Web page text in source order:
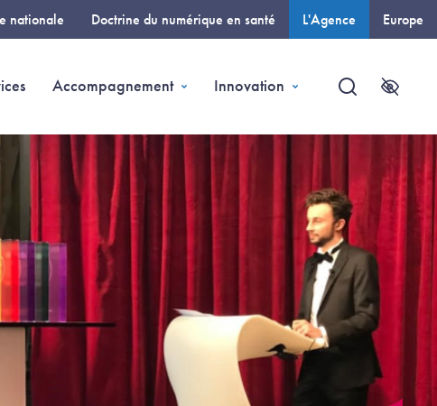
nationale Doctrine du numérique en santé L'Agence Europe
Accompagnement Innovation
Recherche